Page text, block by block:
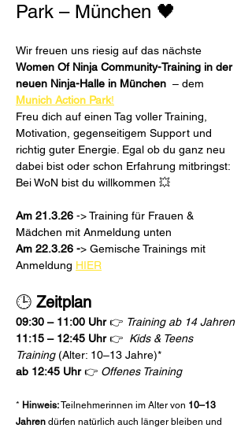
Park – München 🖤
Wir freuen uns riesig auf das nächste
Women Of Ninja Community-Training in der
neuen Ninja-Halle in München – dem
Munich Action Park!
Freu dich auf einen Tag voller Training,
Motivation, gegenseitigem Support und
richtig guter Energie. Egal ob du ganz neu
dabei bist oder schon Erfahrung mitbringst:
Bei WoN bist du willkommen 💥
Am 21.3.26 -> Training für Frauen &
Mädchen mit Anmeldung unten
Am 22.3.26 -> Gemische Trainings mit
Anmeldung HIER
🕒 Zeitplan
09:30 – 11:00 Uhr 👉 Training ab 14 Jahren
11:15 – 12:45 Uhr 👉 Kids & Teens
Training (Alter: 10–13 Jahre)*
ab 12:45 Uhr 👉 Offenes Training
* Hinweis: Teilnehmerinnen im Alter von 10–13
Jahren dürfen natürlich auch länger bleiben und